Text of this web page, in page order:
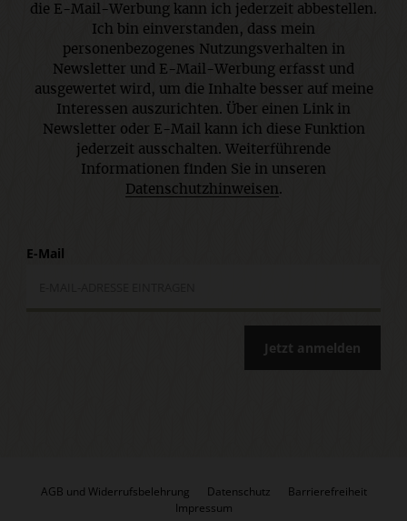
die E-Mail-Werbung kann ich jederzeit abbestellen.
Ich bin einverstanden, dass mein
personenbezogenes Nutzungsverhalten in
Newsletter und E-Mail-Werbung erfasst und
ausgewertet wird, um die Inhalte besser auf meine
Interessen auszurichten. Über einen Link in
Newsletter oder E-Mail kann ich diese Funktion
jederzeit ausschalten. Weiterführende
Informationen finden Sie in unseren
Datenschutzhinweisen .
E-Mail
Jetzt anmelden
AGB und Widerrufsbelehrung Datenschutz
Barrierefreiheit
Impressum